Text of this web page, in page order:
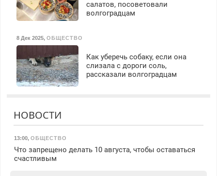
салатов, посоветовали
волгоградцам
8 Дек 2025, ОБЩЕСТВО
Как уберечь собаку, если она
слизала с дороги соль,
рассказали волгоградцам
НОВОСТИ
13:00, ОБЩЕСТВО
Что запрещено делать 10 августа, чтобы оставаться
счастливым